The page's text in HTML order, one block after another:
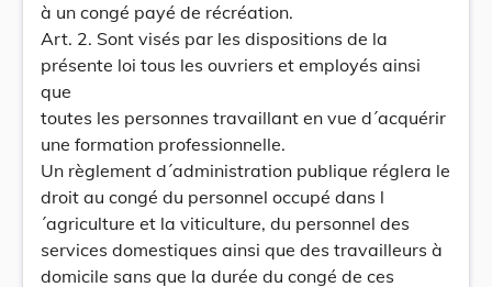
à un congé payé de récréation.
Art. 2. Sont visés par les dispositions de la
présente loi tous les ouvriers et employés ainsi
que
toutes les personnes travaillant en vue d´acquérir
une formation professionnelle.
Un règlement d´administration publique réglera le
droit au congé du personnel occupé dans l
´agriculture et la viticulture, du personnel des
services domestiques ainsi que des travailleurs à
domicile sans que la durée du congé de ces